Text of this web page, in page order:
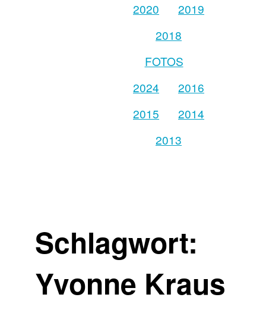
2020
2019
2018
FOTOS
2024
2016
2015
2014
2013
Schlagwort:
Yvonne Kraus